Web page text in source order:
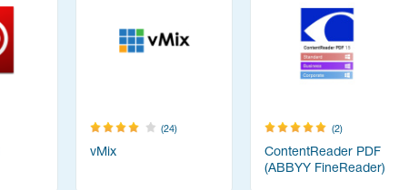
(24)
vMix
(2)
ContentReader PDF
(ABBYY FineReader)